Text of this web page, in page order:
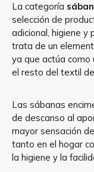
La categoría
selección de
adicional, higiene y
trata de un
ya que actúa como
el resto del textil
Las sábanas
de descanso al
mayor sensación
tanto en el hogar
la higiene y la